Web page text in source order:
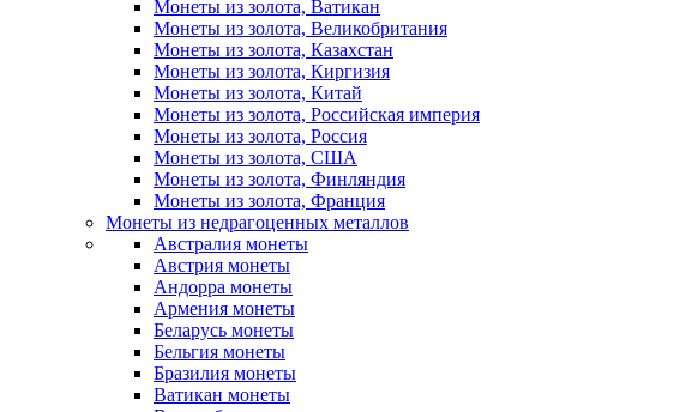
Монеты из золота, Ватикан
Монеты из золота, Великобритания
Монеты из золота, Казахстан
Монеты из золота, Киргизия
Монеты из золота, Китай
Монеты из золота, Российская империя
Монеты из золота, Россия
Монеты из золота, США
Монеты из золота, Финляндия
Монеты из золота, Франция
Монеты из недрагоценных металлов
Австралия монеты
Австрия монеты
Андорра монеты
Армения монеты
Беларусь монеты
Бельгия монеты
Бразилия монеты
Ватикан монеты